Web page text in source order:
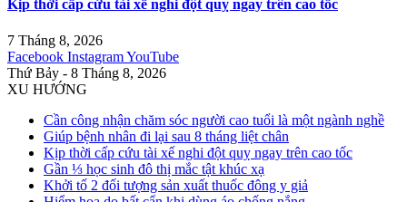
Kịp thời cấp cứu tài xế nghi đột quỵ ngay trên cao tốc
7 Tháng 8, 2026
Facebook InstagramYouTube
Thứ Bảy - 8 Tháng 8, 2026
XU HƯỚNG
Cần công nhận chăm sóc người cao tuổi là một ngành nghề
Giúp bệnh nhân đi lại sau 8 tháng liệt chân
Kịp thời cấp cứu tài xế nghi đột quỵ ngay trên cao tốc
Gần ⅓ học sinh đô thị mắc tật khúc xạ
Khởi tố 2 đối tượng sản xuất thuốc đông y giả